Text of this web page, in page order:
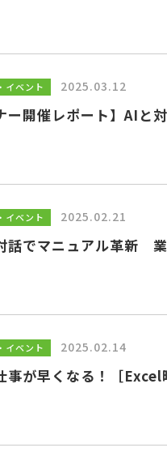
イベント 2025.03.12
ー開催レポート】AIと
イベント 2025.02.21
話でマニュアル革新
イベント 2025.02.14
事が早くなる！［